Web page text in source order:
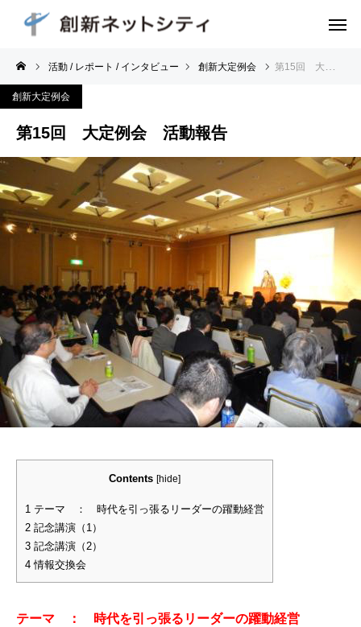
活動 / レポート / インタビュー 創新大定例会 第15回 大定例会 活動報告
創新大定例会
第15回 大定例会 活動報告
Contents [hide]
1 テーマ ： 時代を引っ張るリーダーの躍動経営
2 記念講演（1）
3 記念講演（2）
4 情報交換会
テーマ ： 時代を引っ張るリーダーの躍動経営